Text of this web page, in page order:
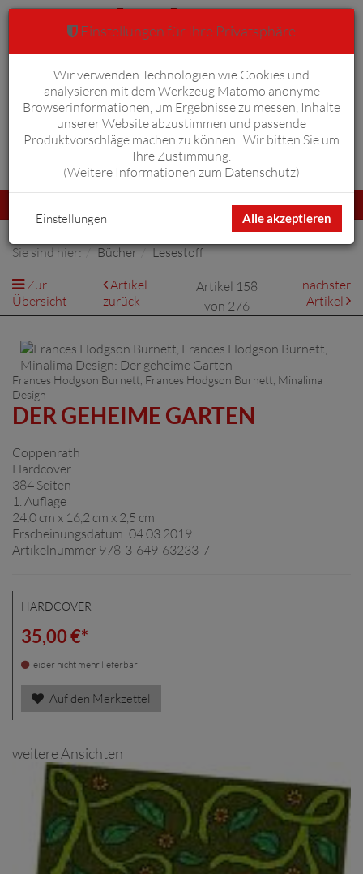
Anmelden Warenkorb 0
umschalten
Sie sind hier: Bücher
Lesestoff
Zur
Übersicht
Artikel
zurück
Artikel 158
von 276
nächster
Artikel
Frances Hodgson Burnett, Frances Hodgson Burnett Minalima
Design
DER GEHEIME GARTEN
Coppenrath
Hardcover
384 Seiten
1. Auflage
24,0 cm x 16,2 cm x 2,5 cm
Erscheinungsdatum: 04.03.2019
Artikelnummer 978-3-649-63233-7
HARDCOVER
35,00 €*
leider nicht mehr lieferbar
Auf den Merkzettel
weitere Ansichten
Einstellungen für Ihre Privatsphäre
Wir verwenden Technologien wie Cookies und
analysieren mit dem Werkzeug Matomo anonyme
Browserinformationen, um Ergebnisse zu messen, Inhalte
unserer Website abzustimmen und passende
Produktvorschläge machen zu können. Wir bitten Sie um
Ihre Zustimmung.
(Weitere Informationen zum Datenschutz)
Alle akzeptieren
Einstellungen